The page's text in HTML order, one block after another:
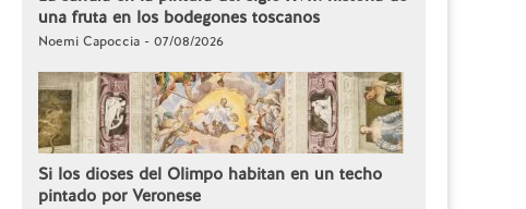
una fruta en los bodegones toscanos
Noemi Capoccia - 07/08/2026
Si los dioses del Olimpo habitan en un techo
pintado por Veronese